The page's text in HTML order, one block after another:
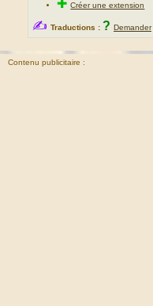
✚Créer une extension
✍ Traductions : ? Demander
Contenu publicitaire :